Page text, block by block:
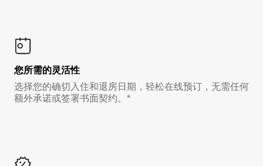
您所需的灵活性
选择您的确切入住和退房日期，轻松在线预订，无需任何
额外承诺或签署书面契约。*